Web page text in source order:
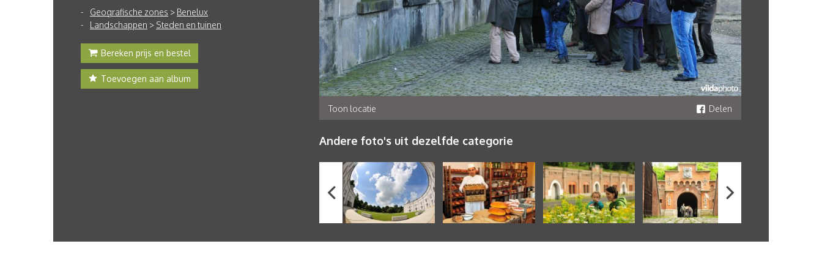
Geografische zones > Benelux
Landschappen > Steden en tuinen
Bereken prijs en bestel
Toevoegen aan album
Toon locatie Delen
Andere foto's uit dezelfde categorie